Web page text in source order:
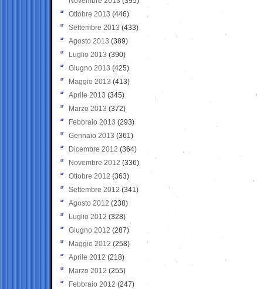
Ottobre 2013 (446)
Settembre 2013 (433)
Agosto 2013 (389)
Luglio 2013 (390)
Giugno 2013 (425)
Maggio 2013 (413)
Aprile 2013 (345)
Marzo 2013 (372)
Febbraio 2013 (293)
Gennaio 2013 (361)
Dicembre 2012 (364)
Novembre 2012 (336)
Ottobre 2012 (363)
Settembre 2012 (341)
Agosto 2012 (238)
Luglio 2012 (328)
Giugno 2012 (287)
Maggio 2012 (258)
Aprile 2012 (218)
Marzo 2012 (255)
Febbraio 2012 (247)